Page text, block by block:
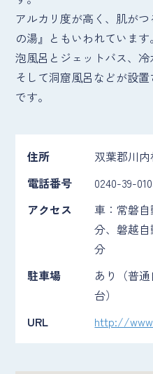
アルカリ度が高く、肌が
の湯』ともいわれています
泡風呂とジェットバス、冷
そして洞窟風呂などが設
です。
住所
双葉郡川
電話番号
0240-39-
アクセス
車：常磐
分、磐越
分
駐車場
あり（普
台）
URL
http://